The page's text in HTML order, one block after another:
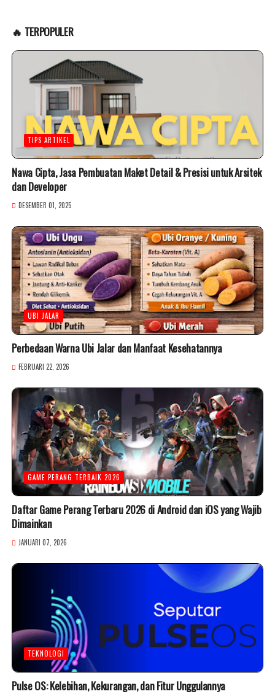
🔥 TERPOPULER
TIPS ARTIKEL
Nawa Cipta, Jasa Pembuatan Maket Detail & Presisi untuk Arsitek
dan Developer
DESEMBER 01, 2025
UBI JALAR
Perbedaan Warna Ubi Jalar dan Manfaat Kesehatannya
FEBRUARI 22, 2026
GAME PERANG TERBAIK 2026
Daftar Game Perang Terbaru 2026 di Android dan iOS yang Wajib
Dimainkan
JANUARI 07, 2026
TEKNOLOGI
Pulse OS: Kelebihan, Kekurangan, dan Fitur Unggulannya